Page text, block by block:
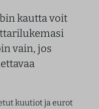
kautta voit
vain, jos
kuutiot ja eurot